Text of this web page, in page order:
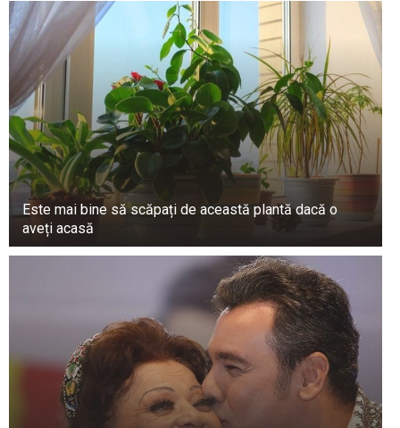
Oamenii de foc, născuți în anii care se termină în
6 sau 7 (1996, 1976 etc.), sunt sub influența
focului pe tot parcursul vieții, care este un
element puternic. Sunt incredibil de pasionați,
sexy și plini de farmec. Oamenii sunt atrași de
indivizi carismatici, chiar și la bătrânețe. Acești
indivizi posedă o alură irezistibilă și își mențin
vivacitatea spiritului. Sunt pricepuți să se
distreze și să se distreze și pot face minuni în
pat.
În plus, cei născuți în acești ani sunt cunoscuți
pentru natura lor grijulie față de cei dragi.
Personalitățile înflăcărate pot prezenta uneori
calități negative, cum ar fi impulsivitatea și
imprudență, și poate să nu fie ușor de înțeles
motivele din spatele acțiunilor lor.
Oamenii născuți în anii care se termină în 8 sau
Este mai bine să scăpați de această plantă dacă o
aveți acasă